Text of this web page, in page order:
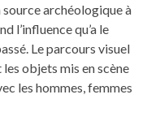
archéologique à
l’influence qu’a le
Le parcours visuel
objets mis en scène
les hommes, femmes